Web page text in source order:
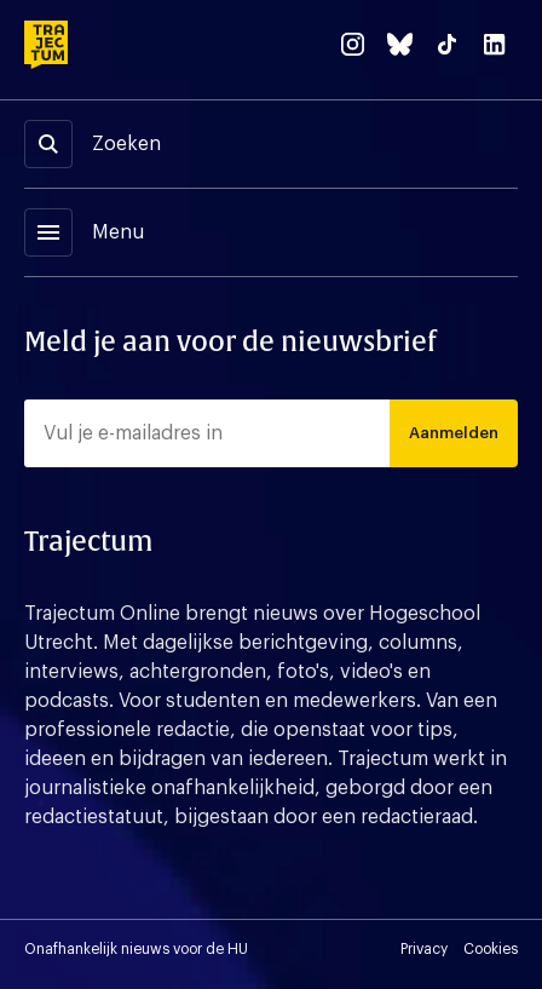
Zoeken
menu Menu
Meld je aan voor de nieuwsbrief
Aanmelden
Trajectum
Trajectum Online brengt nieuws over Hogeschool
Utrecht. Met dagelijkse berichtgeving, columns,
interviews, achtergronden, foto's, video's en
podcasts. Voor studenten en medewerkers. Van een
professionele redactie, die openstaat voor tips,
ideeen en bijdragen van iedereen. Trajectum werkt in
journalistieke onafhankelijkheid, geborgd door een
redactiestatuut, bijgestaan door een redactieraad.
Onafhankelijk nieuws voor de HU Privacy Cookies